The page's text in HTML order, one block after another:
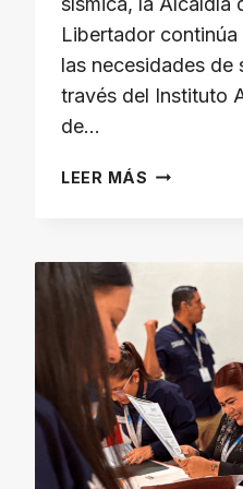
Libertador
las necesidades de
través del Instituto
de…
LEER MÁS ALCALDE
13
MILLONES
DE
EN
Y